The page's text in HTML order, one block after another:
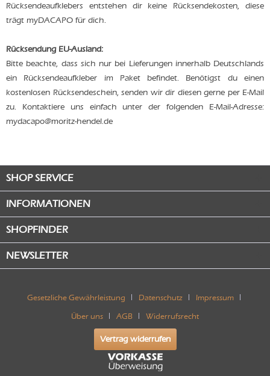
Rücksendeaufklebers entstehen dir keine Rücksendekosten, diese
trägt myDACAPO für dich.
Rücksendung EU-Ausland:
Bitte beachte, dass sich nur bei Lieferungen innerhalb Deutschlands
ein Rücksendeaufkleber im Paket befindet. Benötigst du einen
kostenlosen Rücksendeschein, senden wir dir diesen gerne per E-Mail
zu. Kontaktiere uns einfach unter der folgenden E-Mail-Adresse:
mydacapo@moritz-hendel.de
SHOP SERVICE
INFORMATIONEN
SHOPFINDER
NEWSLETTER
Gesetzliche Gewährleistung Datenschutz Impressum
Über uns AGB Widerrufsrecht
Vertrag widerrufen